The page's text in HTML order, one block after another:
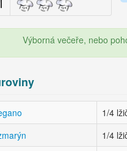
Výborná večeře, nebo
1/4
1/4